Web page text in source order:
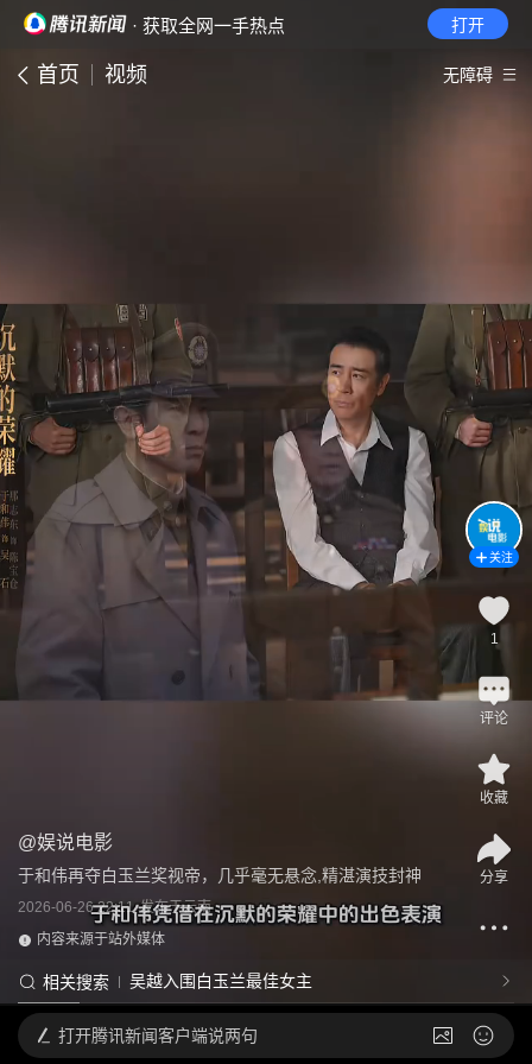
· 获取全网一手热点 打开
首页 视频 无障碍
@娱说电影
于和伟再夺白玉兰奖视帝，几乎毫无悬念,精湛演技封神
2026-06-26 22:11 发布于云南
内容来源于站外媒体
相关搜索 吴越入围白玉兰最佳女主
关注
1
评论
收藏
分享
打开腾讯新闻客户端说两句